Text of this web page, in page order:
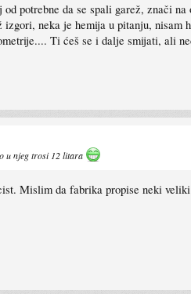
potrebne da se spali garež, znači
neka je hemija u pitanju,
Ti ćeš se i dalje smijati, ali
u njeg trosi 12 litara
Mislim da fabrika propise neki